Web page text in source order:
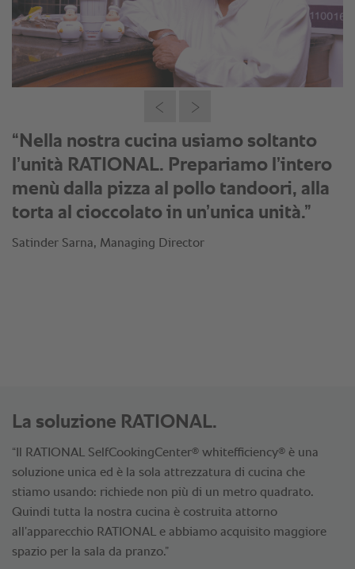
“Serviamo ogni piatto entro 9 minuti.
Con i processi automatici, ci
velocizziamo parecchio e
raggiungiamo sempre risultati perfetti.
Si può percepire la freschezza.”
La soluzione RATIONAL.
“Il RATIONAL SelfCookingCenter® whitefficiency® è una
soluzione unica ed è la sola attrezzatura di cucina che
stiamo usando: richiede non più di un metro quadrato.
Quindi tutta la nostra cucina è costruita attorno
all’apparecchio RATIONAL e abbiamo acquisito maggiore
spazio per la sala da pranzo.”